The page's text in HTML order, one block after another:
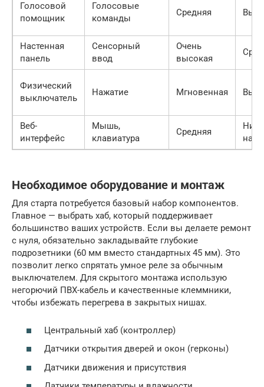
Голосовой
помощник
Голосовые
команды
Средняя
Настенная
панель
Сенсорный
ввод
Очень
высокая
Физический
выключатель
Нажатие Мгновенная
Веб-
интерфейс
Мышь,
клавиатура
Средняя
Необходимое оборудование и монтаж
Для старта потребуется базовый набор компонентов.
Главное — выбрать хаб, который поддерживает
большинство ваших устройств. Если вы делаете ремонт
с нуля, обязательно закладывайте глубокие
подрозетники (60 мм вместо стандартных 45 мм). Это
позволит легко спрятать умное реле за обычным
выключателем. Для скрытого монтажа использую
негорючий ПВХ-кабель и качественные клеммники,
чтобы избежать перегрева в закрытых нишах.
Центральный хаб (контроллер)
Датчики открытия дверей и окон (герконы)
Датчики движения и присутствия